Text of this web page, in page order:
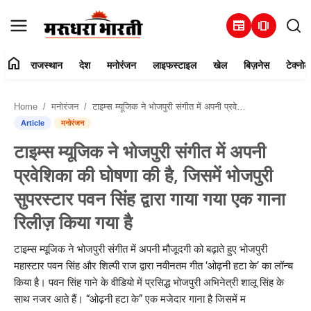
newspaper amp_stories
संपर्क करें
राजस्थान
देश
मनोरंजन
लाइफस्टाइल
खेल
home राजस्थान देश मनोरंजन लाइफस्टाइल खेल बिज़नेस
Home मनोरंजन टाइम्स म्यूजिक ने भोजपुरी संगीत में अपनी प्रवेशिका की घोषणा की है, जिसमें भोजपुरी सुपरस्टार पवन सिंह द्वारा गाया गया एक गाना रिलीज़ किया गया है
Article मनोरंजन
टाइम्स म्यूजिक ने भोजपुरी संगीत में अपनी
प्रवेशिका की घोषणा की है, जिसमें भोजपुरी
सुपरस्टार पवन सिंह द्वारा गाया गया एक गाना
रिलीज़ किया गया है
टाइम्स म्यूजिक ने भोजपुरी संगीत में अपनी मौजूदगी को बढ़ाते हुए भोजपुरी
महास्टार पवन सिंह और शिल्पी राज द्वारा नवीनतम गीत ‘ओढ़नी हटा के’ का लॉन्च
किया है। पवन सिंह गाने के वीडियो में प्रसिद्ध भोजपुरी अभिनेत्री शालू सिंह के
साथ नजर आते हैं। “ओढ़नी हटा के” एक मजेदार गाना है जिसमें म